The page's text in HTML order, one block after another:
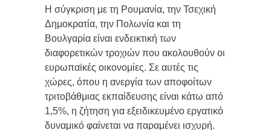
Η σύγκριση με τη Ρουμανία, την Τσεχική
Δημοκρατία, την Πολωνία και τη
Βουλγαρία είναι ενδεικτική των
διαφορετικών τροχιών που ακολουθούν οι
ευρωπαϊκές οικονομίες. Σε αυτές τις
χώρες, όπου η ανεργία των αποφοίτων
τριτοβάθμιας εκπαίδευσης είναι κάτω από
1,5%, η ζήτηση για εξειδικευμένο εργατικό
δυναμικό φαίνεται να παραμένει ισχυρή.